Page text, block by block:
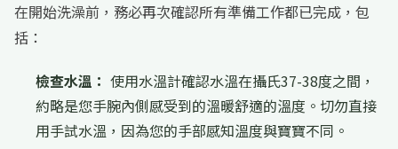
在開始洗澡前，務必再次確認所有準備工作都已完成，包
括：
檢查水溫： 使用水溫計確認水溫在攝氏37-38度之間，
約略是您手腕內側感受到的溫暖舒適的溫度。切勿直接
用手試水溫，因為您的手部感知溫度與寶寶不同。